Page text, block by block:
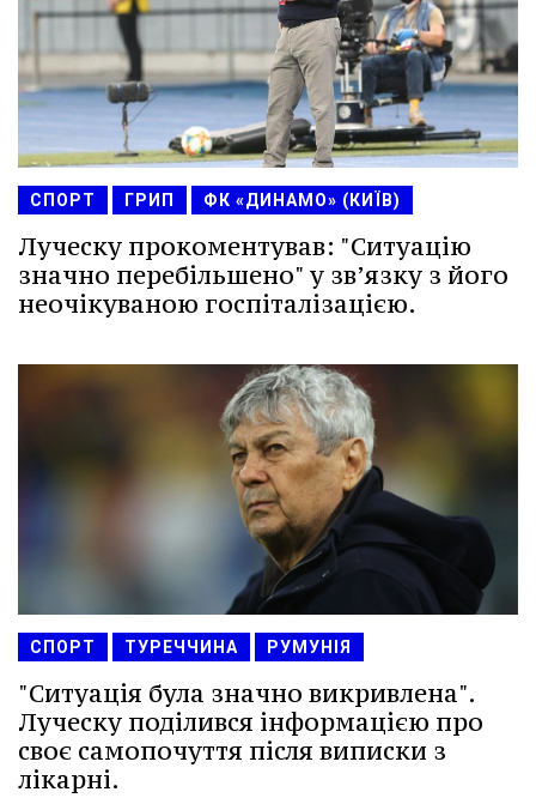
СПОРТ ГРИП ФК «ДИНАМО» (КИЇВ)
Луческу прокоментував: "Ситуацію
значно перебільшено" у зв’язку з його
неочікуваною госпіталізацією.
СПОРТ ТУРЕЧЧИНА РУМУНІЯ
"Ситуація була значно викривлена".
Луческу поділився інформацією про
своє самопочуття після виписки з
лікарні.